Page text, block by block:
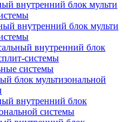
внутренний блок мульти
внутренний блок мульти
внутренний блок
системы
системы
блок мультизональной
внутренний блок
системы